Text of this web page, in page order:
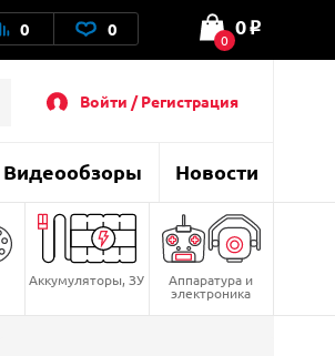
0 0 0
0 o
Войти / Регистрация
Видеообзоры Новости
Аккумуляторы, ЗУ Аппаратура и
электроника